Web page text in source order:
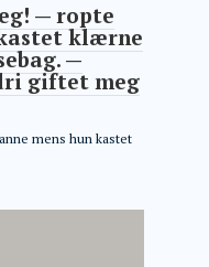
— ropte
klærne
—
giftet meg
mens hun kastet